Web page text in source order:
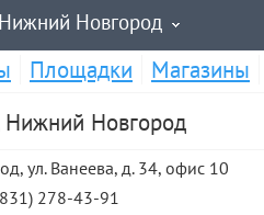
Нижний Новгород
Площадки Магазины
Нижний Новгород
ул. Ванеева, д. 34, офис 10
278-43-91